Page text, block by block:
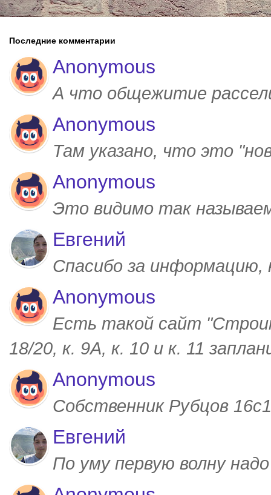
Последние комментарии
Anonymous
А что общежитие
Anonymous
Там указано, что это
Anonymous
Это видимо так
Евгений
Спасибо за
Anonymous
Есть такой сайт
18/20, к. 9А, к. 10 и к. 11
Anonymous
Собственник Рубцов
Евгений
По уму первую волну